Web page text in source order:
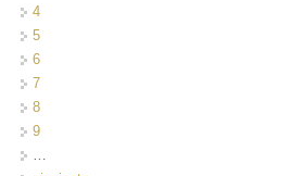
4
5
6
7
8
9